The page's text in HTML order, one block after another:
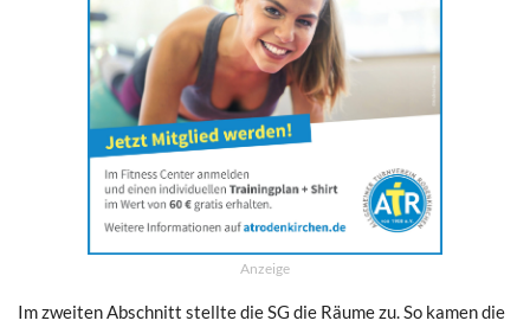
Anzeige
Im zweiten Abschnitt stellte die SG die Räume zu. So kamen die